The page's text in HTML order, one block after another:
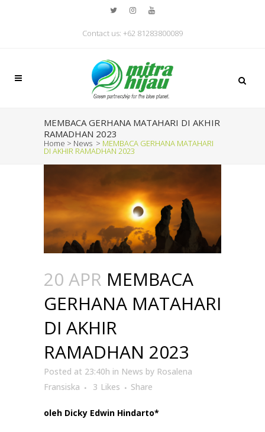
Contact us: +62 81283800089
MEMBACA GERHANA MATAHARI DI AKHIR
RAMADHAN 2023
Home > News > MEMBACA GERHANA MATAHARI
DI AKHIR RAMADHAN 2023
20 APR MEMBACA
GERHANA MATAHARI
DI AKHIR
RAMADHAN 2023
Posted at 23:40h in News by Rosalena
Fransiska
3 Likes Share
oleh Dicky Edwin Hindarto*